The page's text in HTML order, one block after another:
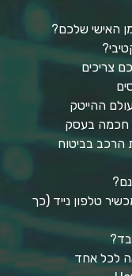
שלכם?
צריכים
חכמה בעסק
בביטוח
טלפון נייד (כך
לכל אחד